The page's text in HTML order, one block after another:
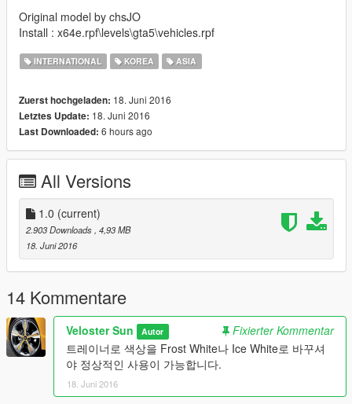
Original model by chsJO
Install : x64e.rpf\levels\gta5\vehicles.rpf
INTERNATIONAL KOREA ASIA
Zuerst hochgeladen: 18. Juni 2016
Letztes Update: 18. Juni 2016
Last Downloaded: 6 hours ago
All Versions
1.0 (current)
2.903 Downloads, 4,93 MB
18. Juni 2016
14 Kommentare
Veloster Sun Autor
Fixierter Kommentar
트레이너로 색상을 Frost White나 Ice White로 바꾸셔
야 정상적인 사용이 가능합니다.
18. Juni 2016